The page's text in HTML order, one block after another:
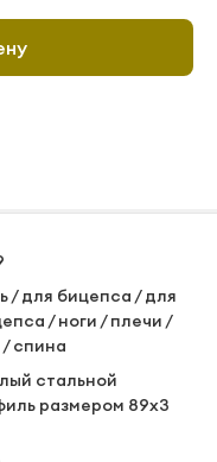
/ для бицепса / для
/ ноги / плечи /
/ спина
стальной
размером 89х3